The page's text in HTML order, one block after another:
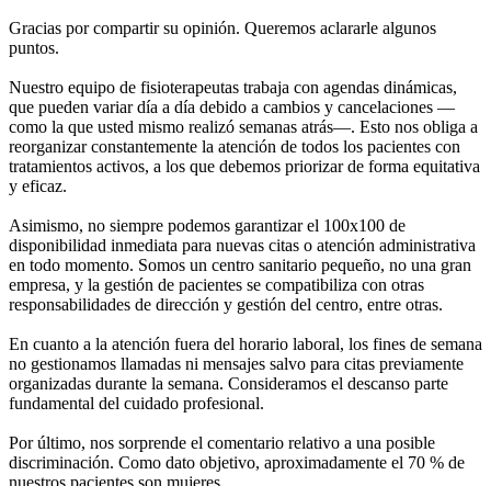
Gracias por compartir su opinión. Queremos aclararle algunos
puntos.
Nuestro equipo de fisioterapeutas trabaja con agendas dinámicas,
que pueden variar día a día debido a cambios y cancelaciones —
como la que usted mismo realizó semanas atrás—. Esto nos obliga a
reorganizar constantemente la atención de todos los pacientes con
tratamientos activos, a los que debemos priorizar de forma equitativa
y eficaz.
Asimismo, no siempre podemos garantizar el 100x100 de
disponibilidad inmediata para nuevas citas o atención administrativa
en todo momento. Somos un centro sanitario pequeño, no una gran
empresa, y la gestión de pacientes se compatibiliza con otras
responsabilidades de dirección y gestión del centro, entre otras.
En cuanto a la atención fuera del horario laboral, los fines de semana
no gestionamos llamadas ni mensajes salvo para citas previamente
organizadas durante la semana. Consideramos el descanso parte
fundamental del cuidado profesional.
Por último, nos sorprende el comentario relativo a una posible
discriminación. Como dato objetivo, aproximadamente el 70 % de